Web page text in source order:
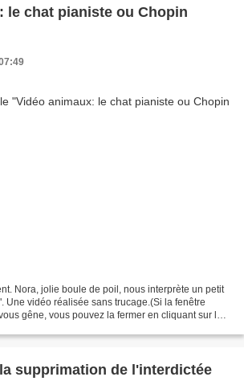
le chat pianiste ou Chopin
Nora, jolie boule de poil, nous interprète un petit
Une vidéo réalisée sans trucage.(Si la fenêtre
gêne, vous pouvez la fermer en cliquant sur la
supprimation de l'interdictée